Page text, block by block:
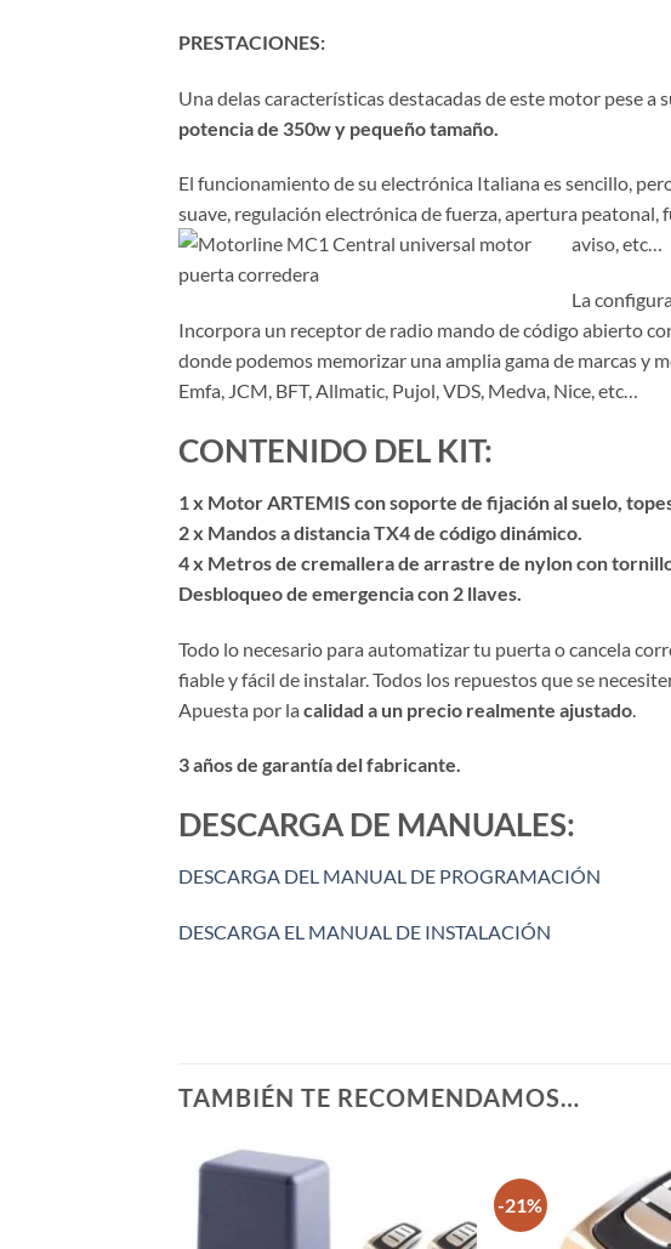
PRESTACIONES:
Una delas características destacadas de este motor pese
potencia de 350w y pequeño tamaño.
El funcionamiento de su electrónica Italiana es sencillo,
suave, regulación electrónica de fuerza, apertura
aviso, etc…
La
Incorpora un receptor de radio mando de código abierto
donde podemos memorizar una amplia gama de marcas y
Emfa, JCM, BFT, Allmatic, Pujol, VDS, Medva, Nice, etc…
CONTENIDO DEL KIT:
1 x Motor ARTEMIS con soporte de fijación al suelo,
2 x Mandos a distancia TX4 de código dinámico.
4 x Metros de cremallera de arrastre de nylon con
Desbloqueo de emergencia con 2 llaves.
Todo lo necesario para automatizar tu puerta o cancela
fiable y fácil de instalar. Todos los repuestos que se
Apuesta por la calidad a un precio realmente ajustado
3 años de garantía del fabricante.
DESCARGA DE MANUALES:
DESCARGA DEL MANUAL DE PROGRAMACIÓN
DESCARGA EL MANUAL DE INSTALACIÓN
TAMBIÉN TE RECOMENDAMOS…
-21%